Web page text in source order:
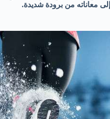
معاناته من برودة شديدة.